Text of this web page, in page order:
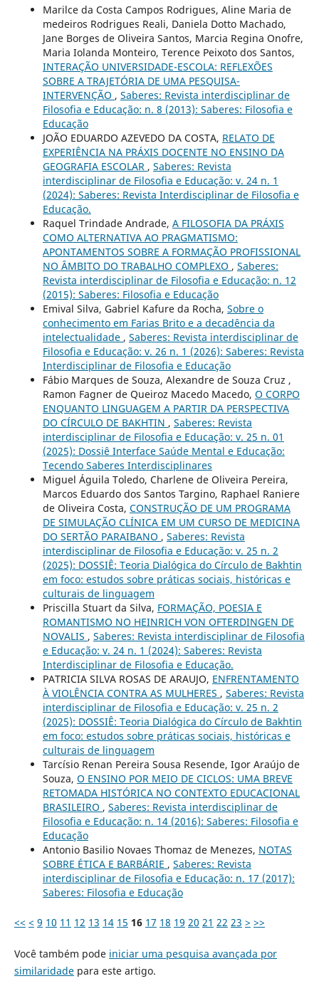
Marilce da Costa Campos Rodrigues, Aline Maria de
medeiros Rodrigues Reali, Daniela Dotto Machado,
Jane Borges de Oliveira Santos, Marcia Regina Onofre,
Maria Iolanda Monteiro, Terence Peixoto dos Santos,
INTERAÇÃO UNIVERSIDADE-ESCOLA: REFLEXÕES
SOBRE A TRAJETÓRIA DE UMA PESQUISA-
INTERVENÇÃO , Saberes: Revista interdisciplinar de
Filosofia e Educação: n. 8 (2013): Saberes: Filosofia e
Educação
JOÃO EDUARDO AZEVEDO DA COSTA, RELATO DE
EXPERIÊNCIA NA PRÁXIS DOCENTE NO ENSINO DA
GEOGRAFIA ESCOLAR , Saberes: Revista
interdisciplinar de Filosofia e Educação: v. 24 n. 1
(2024): Saberes: Revista Interdisciplinar de Filosofia e
Educação.
Raquel Trindade Andrade, A FILOSOFIA DA PRÁXIS
COMO ALTERNATIVA AO PRAGMATISMO:
APONTAMENTOS SOBRE A FORMAÇÃO PROFISSIONAL
NO ÂMBITO DO TRABALHO COMPLEXO , Saberes:
Revista interdisciplinar de Filosofia e Educação: n. 12
(2015): Saberes: Filosofia e Educação
Emival Silva, Gabriel Kafure da Rocha, Sobre o
conhecimento em Farias Brito e a decadência da
intelectualidade , Saberes: Revista interdisciplinar de
Filosofia e Educação: v. 26 n. 1 (2026): Saberes: Revista
Interdisciplinar de Filosofia e Educação
Fábio Marques de Souza, Alexandre de Souza Cruz ,
Ramon Fagner de Queiroz Macedo Macedo, O CORPO
ENQUANTO LINGUAGEM A PARTIR DA PERSPECTIVA
DO CÍRCULO DE BAKHTIN , Saberes: Revista
interdisciplinar de Filosofia e Educação: v. 25 n. 01
(2025): Dossiê Interface Saúde Mental e Educação:
Tecendo Saberes Interdisciplinares
Miguel Águila Toledo, Charlene de Oliveira Pereira,
Marcos Eduardo dos Santos Targino, Raphael Raniere
de Oliveira Costa, CONSTRUÇÃO DE UM PROGRAMA
DE SIMULAÇÃO CLÍNICA EM UM CURSO DE MEDICINA
DO SERTÃO PARAIBANO , Saberes: Revista
interdisciplinar de Filosofia e Educação: v. 25 n. 2
(2025): DOSSIÊ: Teoria Dialógica do Círculo de Bakhtin
em foco: estudos sobre práticas sociais, históricas e
culturais de linguagem
Priscilla Stuart da Silva, FORMAÇÃO, POESIA E
ROMANTISMO NO HEINRICH VON OFTERDINGEN DE
NOVALIS , Saberes: Revista interdisciplinar de Filosofia
e Educação: v. 24 n. 1 (2024): Saberes: Revista
Interdisciplinar de Filosofia e Educação.
PATRICIA SILVA ROSAS DE ARAUJO, ENFRENTAMENTO
À VIOLÊNCIA CONTRA AS MULHERES , Saberes: Revista
interdisciplinar de Filosofia e Educação: v. 25 n. 2
(2025): DOSSIÊ: Teoria Dialógica do Círculo de Bakhtin
em foco: estudos sobre práticas sociais, históricas e
culturais de linguagem
Tarcísio Renan Pereira Sousa Resende, Igor Araújo de
Souza, O ENSINO POR MEIO DE CICLOS: UMA BREVE
RETOMADA HISTÓRICA NO CONTEXTO EDUCACIONAL
BRASILEIRO , Saberes: Revista interdisciplinar de
Filosofia e Educação: n. 14 (2016): Saberes: Filosofia e
Educação
Antonio Basilio Novaes Thomaz de Menezes, NOTAS
SOBRE ÉTICA E BARBÁRIE , Saberes: Revista
interdisciplinar de Filosofia e Educação: n. 17 (2017):
Saberes: Filosofia e Educação
<< < 9 10 11 12 13 14 15 16 17 18 19 20 21 22 23 > >>
Você também pode iniciar uma pesquisa avançada por
similaridadepara este artigo.